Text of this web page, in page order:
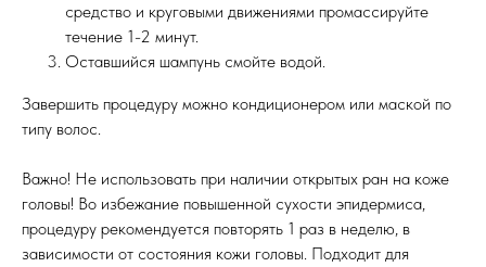
средство и круговыми движениями промассируйте
течение 1-2 минут.
Оставшийся шампунь смойте водой.
Завершить процедуру можно кондиционером или маской по
типу волос.
Важно! Не использовать при наличии открытых ран на коже
головы! Во избежание повышенной сухости эпидермиса,
процедуру рекомендуется повторять 1 раз в неделю, в
зависимости от состояния кожи головы. Подходит для